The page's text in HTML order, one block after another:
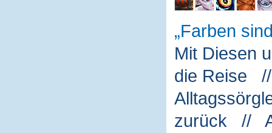
Farben
Mit Diesen
die Reise
zurück //